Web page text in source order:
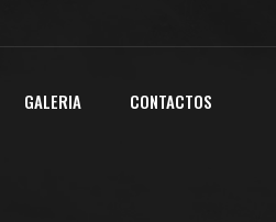
GALERIA CONTACTOS